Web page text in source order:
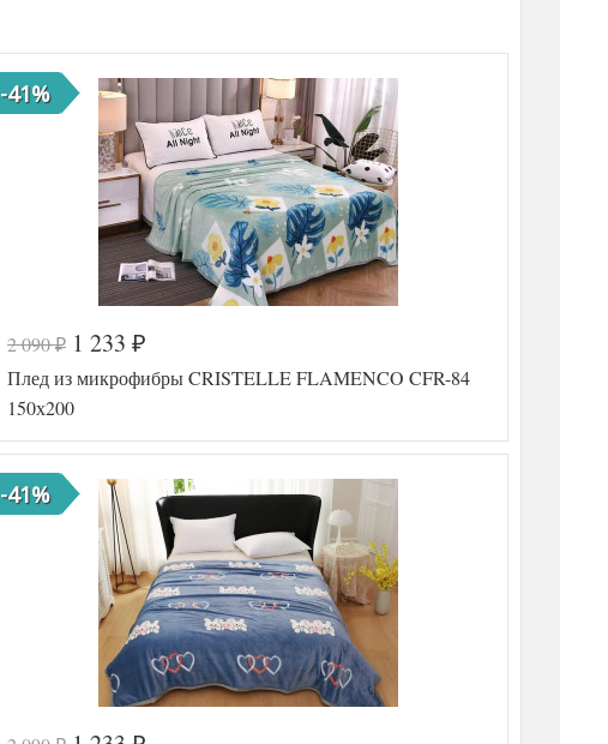
-41%
2 090₽ 1 233 ₽
Плед из микрофибры CRISTELLE FLAMENCO CFR-84
150х200
-41%